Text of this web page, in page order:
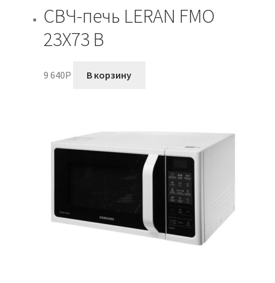
СВЧ-печь LERAN FMO
23X73 B
9 640P В корзину